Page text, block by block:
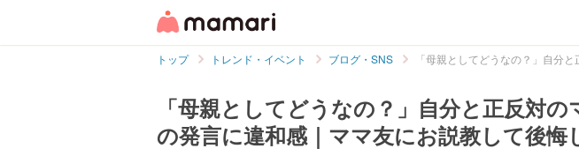
トップ トレンド・イベント ブログ・SNS 「母親としてどうなの？」自分
「母親としてどうなの？」自分と正反対
の発言に違和感｜ママ友にお説教して後悔